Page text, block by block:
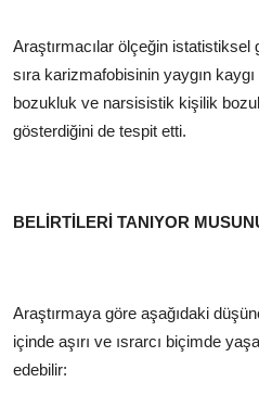
Araştırmacılar ölçeğin istatistiksel
sıra karizmafobisinin yaygın
bozukluk ve narsisistik kişilik
gösterdiğini de tespit etti.
BELİRTİLERİ TANIYOR
Araştırmaya göre aşağıdaki
içinde aşırı ve ısrarcı biçimde
edebilir: